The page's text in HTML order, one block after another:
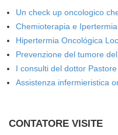
Un check up oncologico
Chemioterapia e Ipertermia
Hipertermia Oncológica
Prevenzione del tumore
I consulti del dottor
Assistenza infermieristica
CONTATORE VISITE